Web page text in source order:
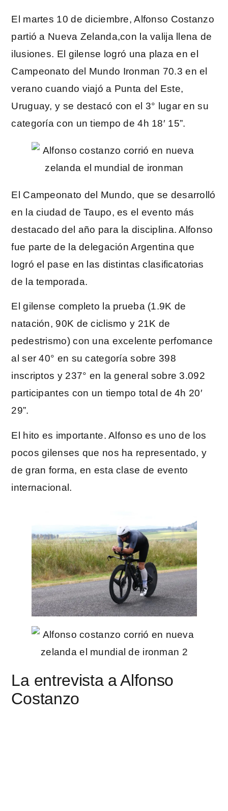
El martes 10 de diciembre, Alfonso Costanzo
partió a Nueva Zelanda,con la valija llena de
ilusiones. El gilense logró una plaza en el
Campeonato del Mundo Ironman 70.3 en el
verano cuando viajó a Punta del Este,
Uruguay, y se destacó con el 3° lugar en su
categoría con un tiempo de 4h 18′ 15”.
El Campeonato del Mundo, que se desarrolló
en la ciudad de Taupo, es el evento más
destacado del año para la disciplina. Alfonso
fue parte de la delegación Argentina que
logró el pase en las distintas clasificatorias
de la temporada.
El gilense completo la prueba (1.9K de
natación, 90K de ciclismo y 21K de
pedestrismo) con una excelente perfomance
al ser 40° en su categoría sobre 398
inscriptos y 237° en la general sobre 3.092
participantes con un tiempo total de 4h 20′
29”.
El hito es importante. Alfonso es uno de los
pocos gilenses que nos ha representado, y
de gran forma, en esta clase de evento
internacional.
La entrevista a Alfonso
Costanzo